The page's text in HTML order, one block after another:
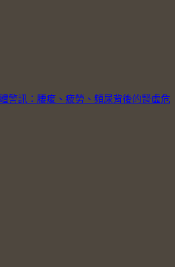
警訊：腰痠、疲勞、頻尿背後的腎虛危